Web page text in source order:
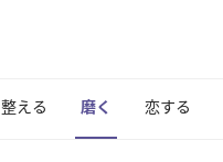
整える 磨く 恋する